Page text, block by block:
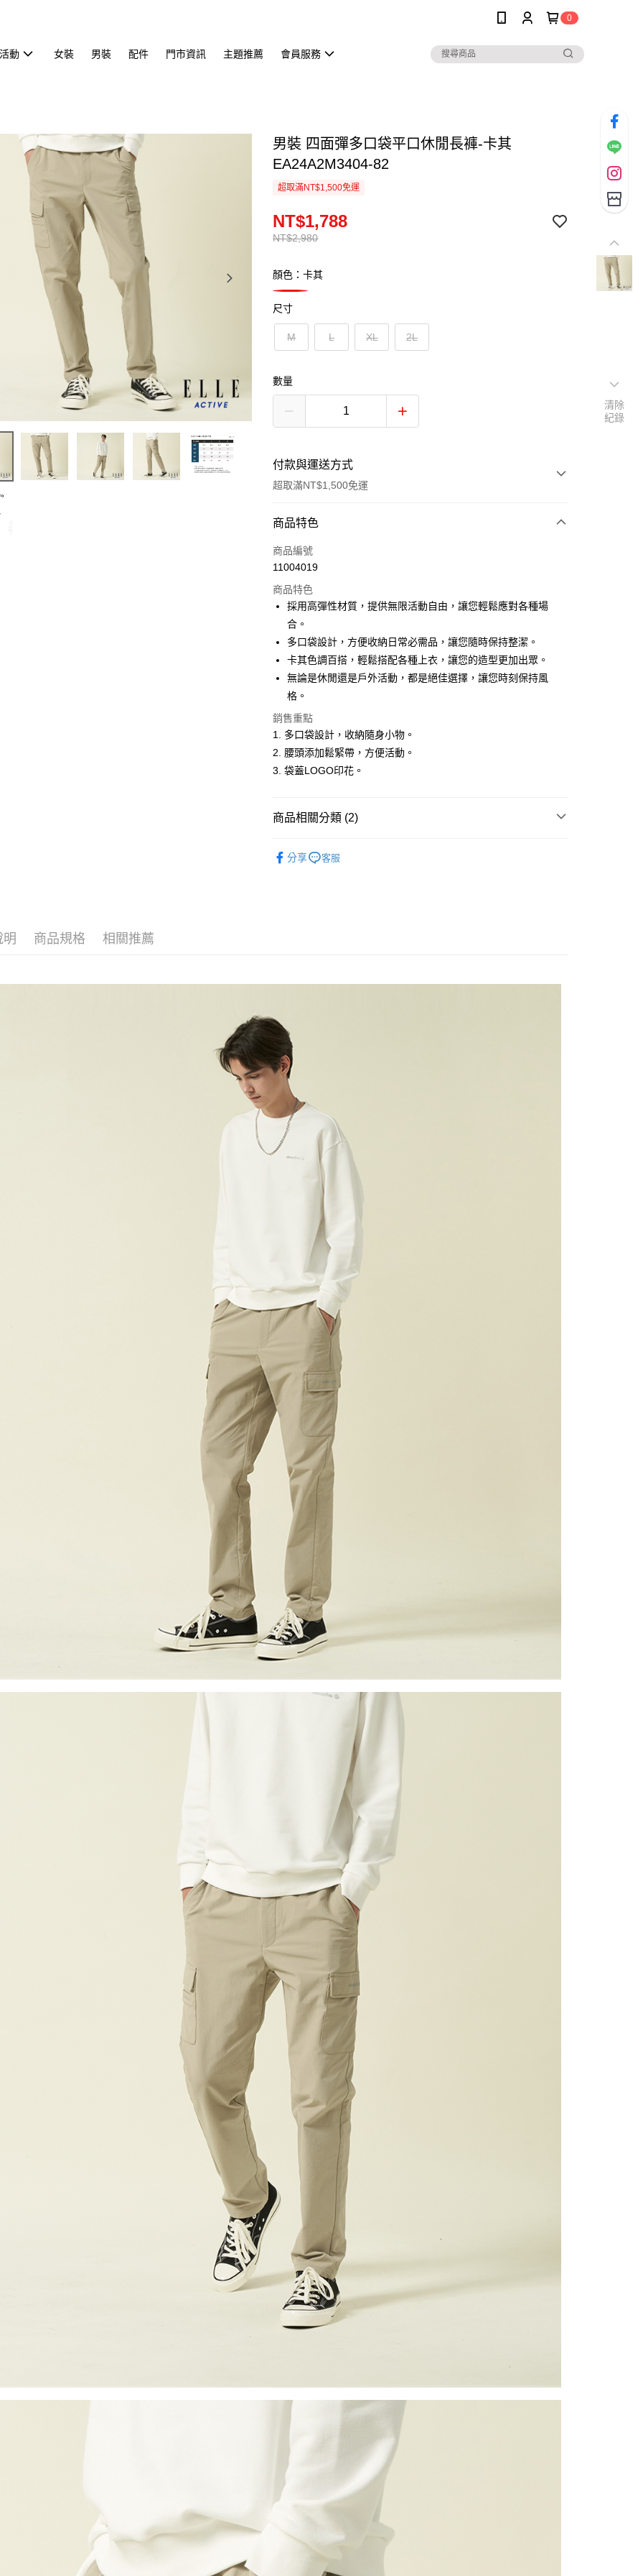
0
動 女裝 男裝 配件 門市資訊 主題推薦 會員服務
男裝 四面彈多口袋平口休閒長褲-卡其
EA24A2M3404-82
超取滿NT$1,500免運
NT$2,980
NT$1,788
顏色：卡其
尺寸
M L XL 2L
數量
付款與運送方式
超取滿NT$1,500免運
付款方式
信用卡一次付款
LINE Pay
Apple Pay
悠遊付
ATM付款
運送方式
全家取貨付款
每筆NT$60，滿NT$1,500(含以上)免運費
每筆NT$60，滿NT$1,500(含以上)免運費
每筆NT$60，滿NT$1,500(含以上)免運費
付款後7-11取貨
宅配(本島)
每筆NT$90，滿NT$1,500(含以上)免運費
宅配(離島)
每筆NT$225，滿NT$1,500(含以上)免運費
商品特色
商品編號
11004019
商品特色
採用高彈性材質，提供無限活動自由，讓您輕鬆應對各種場
合。
多口袋設計，方便收納日常必需品，讓您隨時保持整潔。
卡其色調百搭，輕鬆搭配各種上衣，讓您的造型更加出眾。
無論是休閒還是戶外活動，都是絕佳選擇，讓您時刻保持風
格。
銷售重點
1. 多口袋設計，收納隨身小物。
2. 腰頭添加鬆緊帶，方便活動。
3. 袋蓋LOGO印花。
商品相關分類 (2)
分享 客服
明 商品規格 相關推薦
清除
紀錄